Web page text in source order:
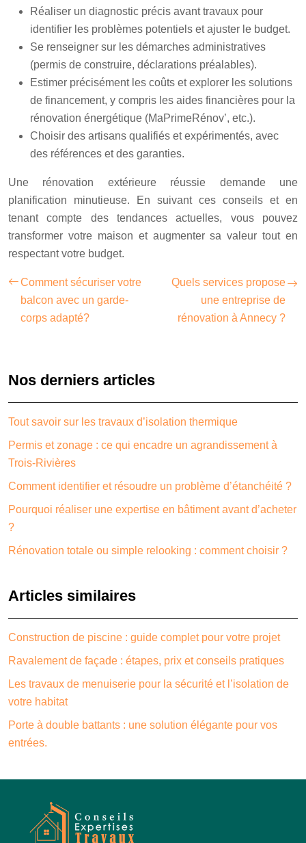
Réaliser un diagnostic précis avant travaux pour
identifier les problèmes potentiels et ajuster le budget.
Se renseigner sur les démarches administratives
(permis de construire, déclarations préalables).
Estimer précisément les coûts et explorer les solutions
de financement, y compris les aides financières pour la
rénovation énergétique (MaPrimeRénov’, etc.).
Choisir des artisans qualifiés et expérimentés, avec
des références et des garanties.
Une rénovation extérieure réussie demande une
planification minutieuse. En suivant ces conseils et en
tenant compte des tendances actuelles, vous pouvez
transformer votre maison et augmenter sa valeur tout en
respectant votre budget.
Comment sécuriser votre
balcon avec un garde-
corps adapté?
Quels services propose
une entreprise de
rénovation à Annecy ?
Nos derniers articles
Tout savoir sur les travaux d’isolation thermique
Permis et zonage : ce qui encadre un agrandissement à
Trois-Rivières
Comment identifier et résoudre un problème d’étanchéité ?
Pourquoi réaliser une expertise en bâtiment avant d’acheter
?
Rénovation totale ou simple relooking : comment choisir ?
Articles similaires
Construction de piscine : guide complet pour votre projet
Ravalement de façade : étapes, prix et conseils pratiques
Les travaux de menuiserie pour la sécurité et l’isolation de
votre habitat
Porte à double battants : une solution élégante pour vos
entrées.